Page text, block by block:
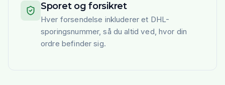
Sporet og forsikret
Hver forsendelse inkluderer et DHL-
sporingsnummer, så du altid ved, hvor din
ordre befinder sig.